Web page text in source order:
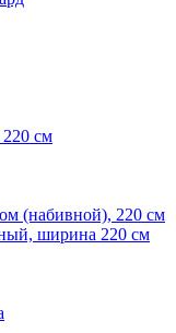
см
(набивной), 220 см
ширина 220 см